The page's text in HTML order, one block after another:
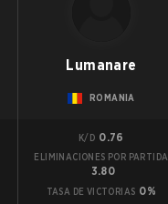
Lumanare
ROMANIA
K/D 0.76
ELIMINACIONES POR PARTIDA
3.80
TASA DE VICTORIAS 0%